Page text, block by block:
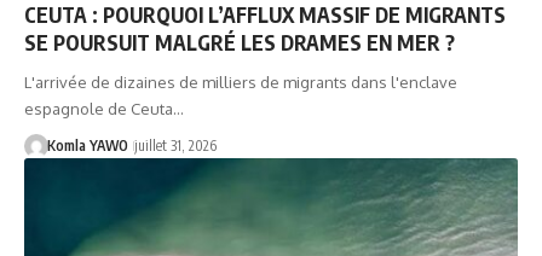
CEUTA : POURQUOI L’AFFLUX MASSIF DE MIGRANTS
SE POURSUIT MALGRÉ LES DRAMES EN MER ?
L'arrivée de dizaines de milliers de migrants dans l'enclave
espagnole de Ceuta…
Komla YAWO juillet 31, 2026